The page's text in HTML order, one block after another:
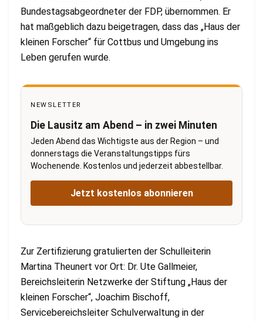
Bundestagsabgeordneter der FDP, übernommen. Er
hat maßgeblich dazu beigetragen, dass das „Haus der
kleinen Forscher“ für Cottbus und Umgebung ins
Leben gerufen wurde.
NEWSLETTER
Die Lausitz am Abend – in zwei Minuten
Jeden Abend das Wichtigste aus der Region – und
donnerstags die Veranstaltungstipps fürs
Wochenende. Kostenlos und jederzeit abbestellbar.
Jetzt kostenlos abonnieren
Zur Zertifizierung gratulierten der Schulleiterin
Martina Theunert vor Ort: Dr. Ute Gallmeier,
Bereichsleiterin Netzwerke der Stiftung „Haus der
kleinen Forscher“, Joachim Bischoff,
Servicebereichsleiter Schulverwaltung in der